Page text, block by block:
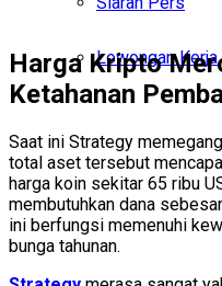
Lowongan Kerja
Harga Kripto
Ketahanan
Saat ini Strategy
total aset tersebut
harga koin sekitar 65 ribu
membutuhkan dana
ini berfungsi memenuhi
bunga tahunan.